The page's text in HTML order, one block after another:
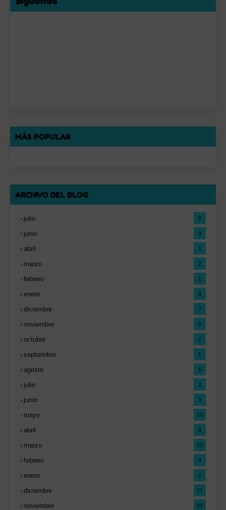
MÁS POPULAR
ARCHIVO DEL BLOG
julio 2
junio 3
abril 1
marzo 2
febrero 1
enero 9
diciembre 7
noviembre 2
octubre 2
septiembre 1
agosto 5
julio 2
junio 3
mayo 10
abril 9
marzo 10
febrero 4
enero 2
diciembre 17
noviembre 23